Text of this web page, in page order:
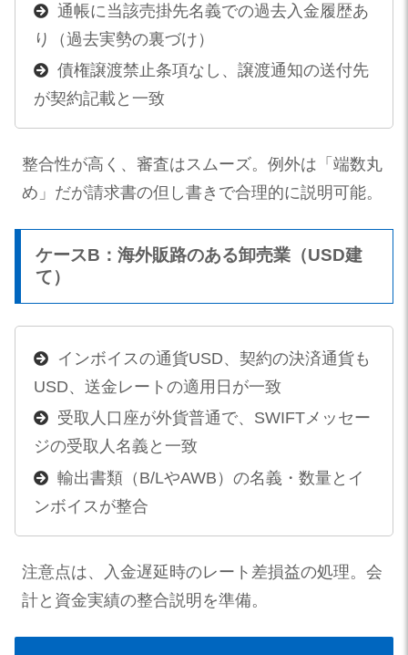
通帳に当該売掛先名義での過去入金履歴あ
り（過去実勢の裏づけ）
債権譲渡禁止条項なし、譲渡通知の送付先
が契約記載と一致
整合性が高く、審査はスムーズ。例外は「端数丸
め」だが請求書の但し書きで合理的に説明可能。
ケースB：海外販路のある卸売業（USD建
て）
インボイスの通貨USD、契約の決済通貨も
USD、送金レートの適用日が一致
受取人口座が外貨普通で、SWIFTメッセー
ジの受取人名義と一致
輸出書類（B/LやAWB）の名義・数量とイ
ンボイスが整合
注意点は、入金遅延時のレート差損益の処理。会
計と資金実績の整合説明を準備。